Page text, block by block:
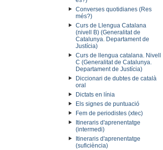
Converses quotidianes (Res
més?)
Curs de Llengua Catalana
(nivell B) (Generalitat de
Catalunya. Departament de
Justícia)
Curs de llengua catalana. Nivell
C (Generalitat de Catalunya.
Departament de Justícia)
Diccionari de dubtes de català
oral
Dictats en línia
Els signes de puntuació
Fem de periodistes (xtec)
Itineraris d'aprenentatge
(intermedi)
Itineraris d'aprenentatge
(suficiència)